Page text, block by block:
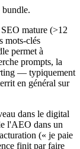
bundle.
mature (>12
mots-clés
permet à
prompts, la
— typiquement
en général sur
dans le digital
l'AEO dans un
(« je paie
finit par faire